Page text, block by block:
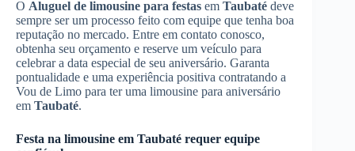
O Aluguel de limousine para festas em Taubaté deve
sempre ser um processo feito com equipe que tenha boa
reputação no mercado. Entre em contato conosco,
obtenha seu orçamento e reserve um veículo para
celebrar a data especial de seu aniversário. Garanta
pontualidade e uma experiência positiva contratando a
Vou de Limo para ter uma limousine para aniversário
em Taubaté.
Festa na limousine em Taubaté requer equipe